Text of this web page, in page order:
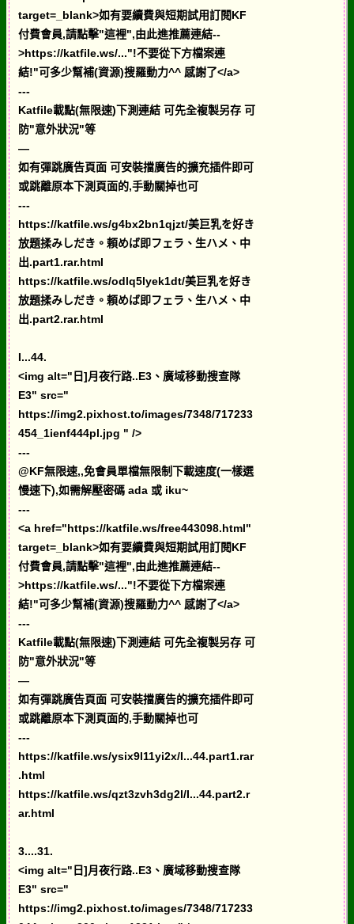
target=_blank>如有要續費與短期試用訂閱KF
付費會員,請點擊"這裡",由此進推薦連結--
>https://katfile.ws/..."!不要從下方檔案連
結!"可多少幫補(資源)搜羅動力^^ 感謝了</a>
---
Katfile載點(無限速)下測連結 可先全複製另存 可
防"意外狀況"等
—
如有彈跳廣告頁面 可安裝擋廣告的擴充插件即可
或跳離原本下測頁面的,手動關掉也可
---
https://katfile.ws/g4bx2bn1qjzt/美巨乳を好き
放題揉みしだき。頼めば即フェラ、生ハメ、中
出.part1.rar.html
https://katfile.ws/odlq5lyek1dt/美巨乳を好き
放題揉みしだき。頼めば即フェラ、生ハメ、中
出.part2.rar.html
I...44.
<img alt="日]月夜行路..E3、廣域移動搜查隊
E3" src="
https://img2.pixhost.to/images/7348/717233
454_1ienf444pl.jpg " />
---
@KF無限速,,免會員單檔無限制下載速度(一樣選
慢速下),如需解壓密碼 ada 或 iku~
---
<a href="https://katfile.ws/free443098.html"
target=_blank>如有要續費與短期試用訂閱KF
付費會員,請點擊"這裡",由此進推薦連結--
>https://katfile.ws/..."!不要從下方檔案連
結!"可多少幫補(資源)搜羅動力^^ 感謝了</a>
---
Katfile載點(無限速)下測連結 可先全複製另存 可
防"意外狀況"等
—
如有彈跳廣告頁面 可安裝擋廣告的擴充插件即可
或跳離原本下測頁面的,手動關掉也可
---
https://katfile.ws/ysix9l11yi2x/I...44.part1.rar
.html
https://katfile.ws/qzt3zvh3dg2l/I...44.part2.r
ar.html
3....31.
<img alt="日]月夜行路..E3、廣域移動搜查隊
E3" src="
https://img2.pixhost.to/images/7348/717233